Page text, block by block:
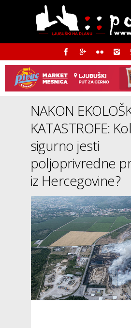
NAKON
KATASTROFE:
sigurno jesti
poljoprivredne
iz Hercegovine?